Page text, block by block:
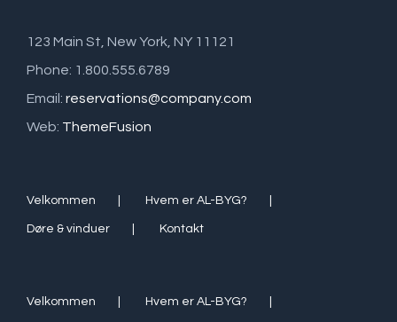
123 Main St, New York, NY 11121
Phone: 1.800.555.6789
Email: reservations@company.com
Web: ThemeFusion
Velkommen Hvem er AL-BYG?
Døre & vinduer Kontakt
Velkommen Hvem er AL-BYG?